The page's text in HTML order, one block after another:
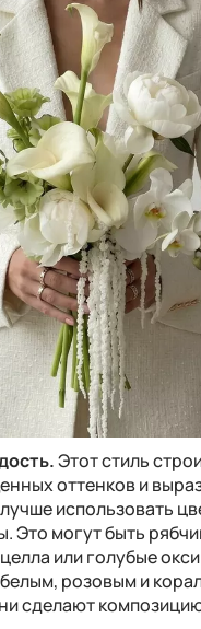
Этот стиль
оттенков и
использовать
Это могут быть
или голубые
розовым и
сделают